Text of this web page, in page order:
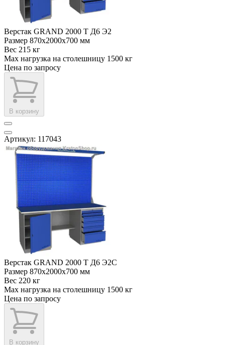
Верстак GRAND 2000 Т Д6 Э2
Размер 870x2000x700 мм
Вес 215 кг
Max нагрузка на столешницу 1500 кг
Цена по запросу
В корзину
Артикул: 117043
Верстак GRAND 2000 Т Д6 Э2С
Размер 870x2000x700 мм
Вес 220 кг
Max нагрузка на столешницу 1500 кг
Цена по запросу
В корзину